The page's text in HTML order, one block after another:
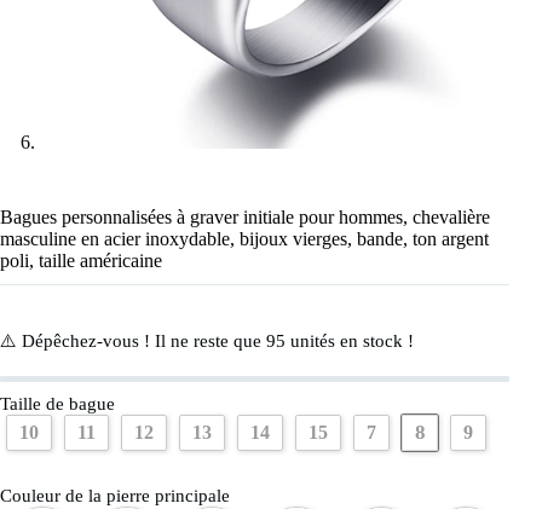
Bagues personnalisées à graver initiale pour hommes, chevalière
masculine en acier inoxydable, bijoux vierges, bande, ton argent
poli, taille américaine
⚠️ Dépêchez-vous ! Il ne reste que 95 unités en stock !
Taille de bague
10 11 12 13 14 15 7 8 9
Couleur de la pierre principale